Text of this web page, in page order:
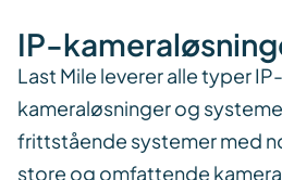
IP-
Last Mile leverer alle typer
kameraløsninger og
frittstående systemer med
store og omfattende